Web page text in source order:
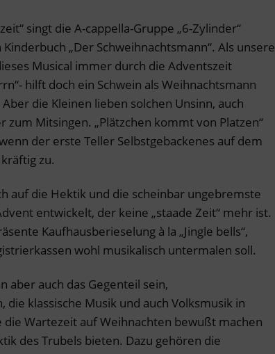
singt die A-cappella-Gruppe „6-Zylinder“
„Der Schweihnachtsmann“. Als unsere
Musical immer durch die Adventszeit
hilft doch ein Schwein als Weihnachtsmann
die Kleinen lieben solchen Unsinn, auch
zum Mitsingen. „Plätzchen kommt von Platzen“
der erste Teller Selbstgebackenes auf dem
zu.
auf die Hektik und die scheinbar ungebremste
entwickelt, der keine „staade Zeit“ mehr ist.
Kaufhausberieselung à la „Jingle bells“,
wohl musikalisch untermalen soll.
aber auch das Gegenteil sein,
die klassische Musik und auch Volksmusik in
die Wartezeit auf Weihnachten bewußt machen
des Trubels bieten. Dazu gehören die